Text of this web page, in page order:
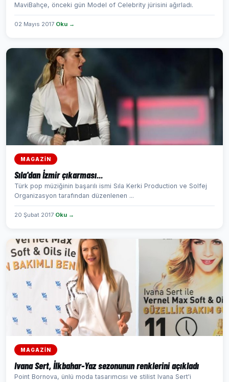
MaviBahçe, önceki gün Model of Celebrity jürisini ağırladı.
02 Mayıs 2017 Oku →
MAGAZİN
Sıla'dan İzmir çıkarması...
Türk pop müziğinin başarılı ismi Sıla Kerki Production ve Solfej
Organizasyon tarafından düzenlenen ...
20 Şubat 2017 Oku →
MAGAZİN
Ivana Sert, İlkbahar-Yaz sezonunun renklerini açıkladı
Point Bornova, ünlü moda tasarımcısı ve stilist Ivana Sert'i